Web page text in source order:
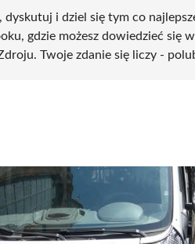
i dziel się tym co
gdzie możesz dowiedzieć się
Twoje zdanie się liczy -